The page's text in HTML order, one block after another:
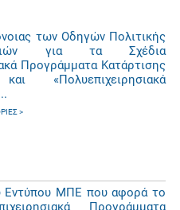
των Οδηγών Πολιτικής
για τα Σχέδια
Προγράμματα Κατάρτισης
«Πολυεπιχειρησιακά
Εντύπου ΜΠΕ που αφορά το
Προγράμματα